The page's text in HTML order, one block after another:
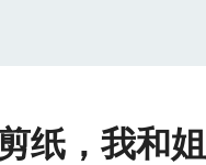
纸，我和